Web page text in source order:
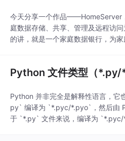
文本、图片、音频和视
频等在内的各种非结构
化数据文件。
今天分享一个作品——HomeServer
庭数据存储、共享、管理及远程访
的讲，就是一个家庭数据银行，为
Python 文件类型（*.py/
Python 并非完全是解释性语言，它
py` 编译为 `*.pyc/*.pyo`，然后由
于 `*.py` 文件来说，编译为